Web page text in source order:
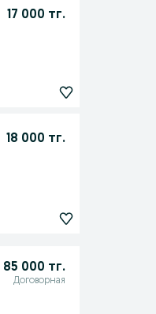
17 000 тг.
18 000 тг.
85 000 тг.
Договорная